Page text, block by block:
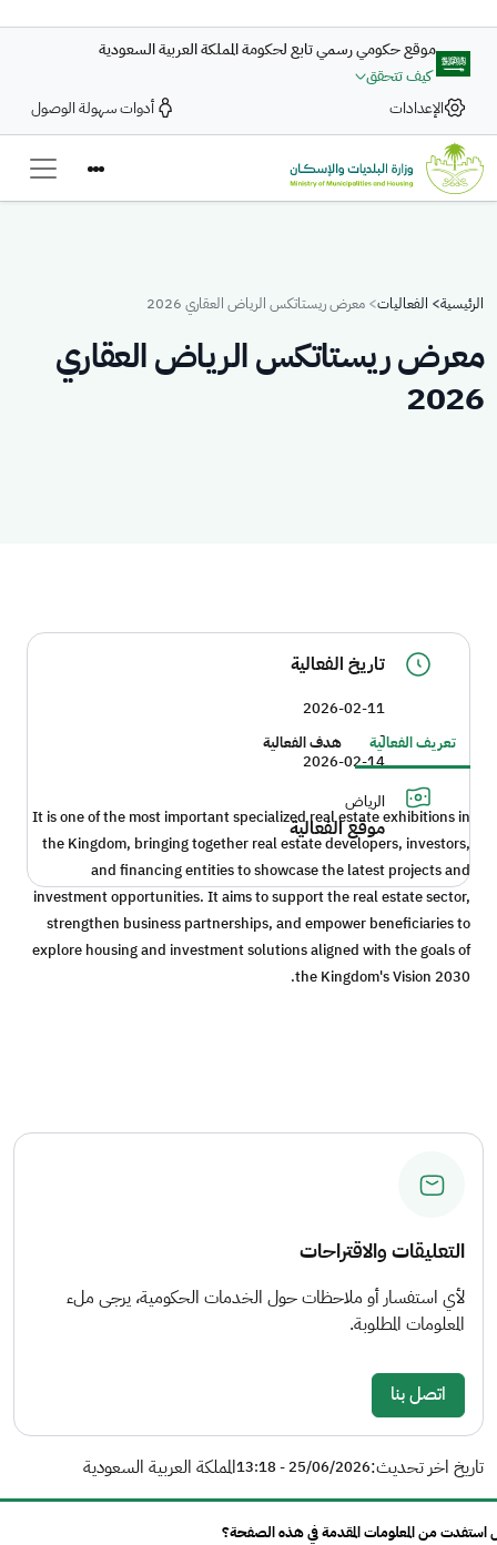
موقع حكومي رسمي تابع لحكومة المملكة العربية السعودية
كيف تتحقق
الإعدادات
أدوات سهولة الوصول
Breadcrumb
الرئيسية الفعاليات معرض ريستاتكس الرياض العقاري 2026
معرض ريستاتكس الرياض العقاري
2026
تاريخ الفعالية
2026-02-11
-
2026-02-14
الرياض
موقع الفعالية
تعريف الفعالية هدف الفعالية
It is one of the most important specialized real estate exhibitions in
the Kingdom, bringing together real estate developers, investors,
and financing entities to showcase the latest projects and
investment opportunities. It aims to support the real estate sector,
strengthen business partnerships, and empower beneficiaries to
explore housing and investment solutions aligned with the goals of
the Kingdom's Vision 2030.
التعليقات والاقتراحات
لأي استفسار أو ملاحظات حول الخدمات الحكومية، يرجى ملء
المعلومات المطلوبة.
اتصل بنا
تاريخ اخر تحديث:25/06/2026 - 13:18 المملكة العربية السعودية
استفدت من المعلومات المقدمة في هذه الصفحة؟